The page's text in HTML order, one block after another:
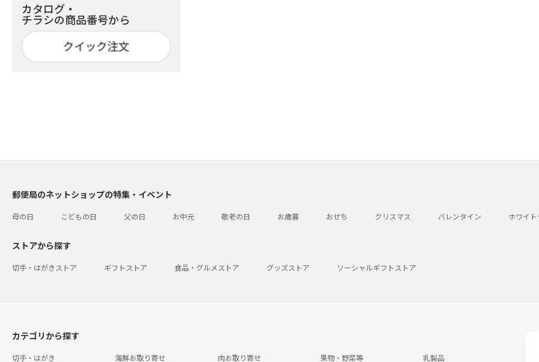
カタログ・
チラシの商品番号から
郵便局のネットショップの特集・イベント
母の日 こどもの日 父の日 お中元 敬老の日 お歳暮 おせち クリスマス バレンタイン ホワイト
ストアから探す
切手・はがきストア ギフトストア 食品・グルメストア グッズストア ソーシャルギフトストア
カテゴリから探す
切手・はがき 海鮮お取り寄せ 肉お取り寄せ 果物・野菜等 乳製品